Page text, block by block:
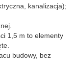
kanalizacja);
1,5 m to elementy
budowy, bez